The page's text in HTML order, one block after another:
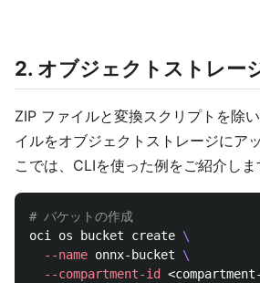
2. オブジェクトストレー
ZIP ファイルと変換スクリプトを除
イルをオブジェクトストレージにア
こでは、CLIを使った例をご紹介しま
# バケットの作成
oci os bucket create \
--name onnx-bucket \
--compartment-id